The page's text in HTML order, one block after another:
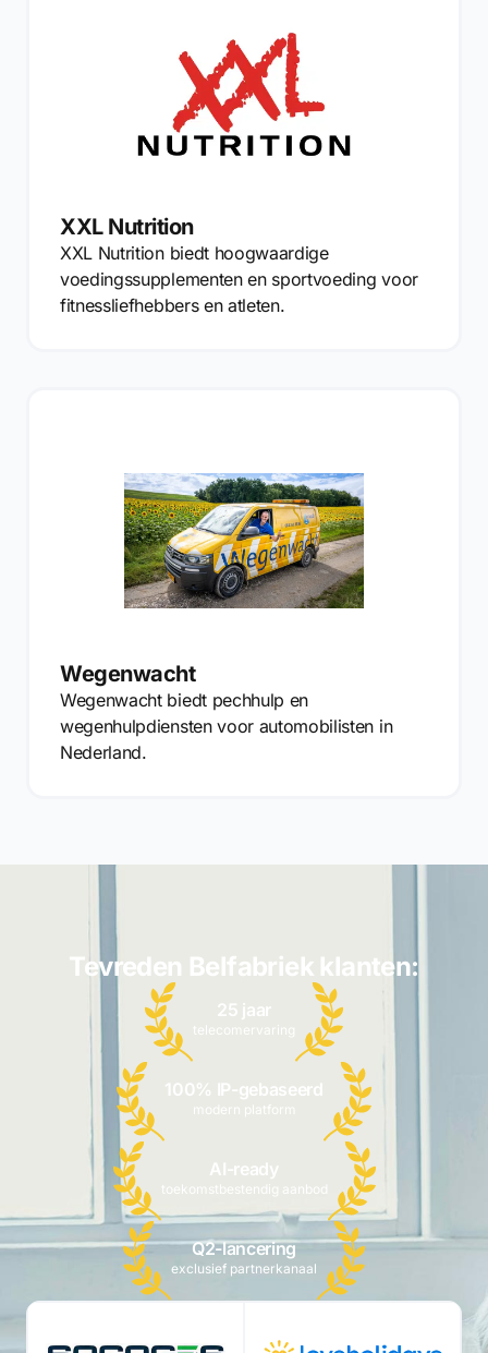
XXL Nutrition
XXL Nutrition biedt hoogwaardige
voedingssupplementen en sportvoeding voor
fitnessliefhebbers en atleten.
Wegenwacht
Wegenwacht biedt pechhulp en
wegenhulpdiensten voor automobilisten in
Nederland.
Tevreden Belfabriek klanten:
25 jaar
telecomervaring
100% IP-gebaseerd
modern platform
AI-ready
toekomstbestendig aanbod
Q2-lancering
exclusief partnerkanaal